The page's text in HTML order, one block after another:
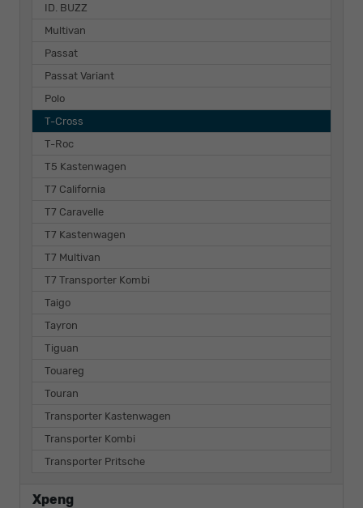
ID. BUZZ
Multivan
Passat
Passat Variant
Polo
T-Cross
T-Roc
T5 Kastenwagen
T7 California
T7 Caravelle
T7 Kastenwagen
T7 Multivan
T7 Transporter Kombi
Taigo
Tayron
Tiguan
Touareg
Touran
Transporter Kastenwagen
Transporter Kombi
Transporter Pritsche
Xpeng